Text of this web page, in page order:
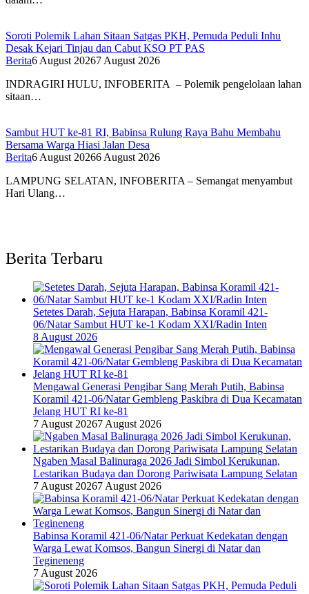
Soroti Polemik Lahan Sitaan Satgas PKH, Pemuda Peduli Inhu
Desak Kejari Tinjau dan Cabut KSO PT PAS
Berita6 August 20267 August 2026
INDRAGIRI HULU, INFOBERITA – Polemik pengelolaan lahan
sitaan…
Sambut HUT ke-81 RI, Babinsa Rulung Raya Bahu Membahu
Bersama Warga Hiasi Jalan Desa
Berita6 August 20266 August 2026
LAMPUNG SELATAN, INFOBERITA – Semangat menyambut
Hari Ulang…
Berita Terbaru
Setetes Darah, Sejuta Harapan, Babinsa Koramil 421-
06/Natar Sambut HUT ke-1 Kodam XXI/Radin Inten
8 August 2026
Mengawal Generasi Pengibar Sang Merah Putih, Babinsa
Koramil 421-06/Natar Gembleng Paskibra di Dua Kecamatan
Jelang HUT RI ke-81
7 August 20267 August 2026
Ngaben Masal Balinuraga 2026 Jadi Simbol Kerukunan,
Lestarikan Budaya dan Dorong Pariwisata Lampung Selatan
7 August 20267 August 2026
Babinsa Koramil 421-06/Natar Perkuat Kedekatan dengan
Warga Lewat Komsos, Bangun Sinergi di Natar dan
Tegineneng
7 August 2026